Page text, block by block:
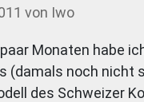
von Iwo
Monaten habe
(damals noch nicht
des Schweizer